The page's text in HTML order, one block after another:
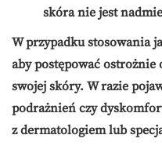
skóra nie jest
W przypadku stosowania
aby postępować ostrożnie
swojej skóry. W razie
podrażnień czy
z dermatologiem lub